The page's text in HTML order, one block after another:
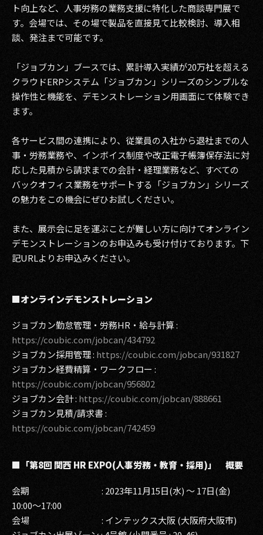
2019
2017
2016
2014
2013
2012
2010
2009
ト向上など、人事労務の業務支援に特化した商談専門展で
す。会場では、その場で製品を直接見て比較検討、導入相
談、発注まで可能です。
「ジョブカン」ブースでは、累計導入実績が20万社を超える
クラウドERPシステム「ジョブカン」シリーズのシンプルな
操作性と機能を、デモンストレーション用画面にて体験でき
ます。
各サービス間の連携により、従業員の入社から退社までの人
事・労務業務や、インボイス制度や改正電子帳簿保存法に対
応した見積から請求までの会計・経理業務など、すべての
バックオフィス業務をサポートする「ジョブカン」シリーズ
の魅力をこの機会にぜひお試しください。
また、展示会に足を運ぶことが難しい方に向けてオンライン
デモンストレーションのお申込みも受け付けております。下
記URLよりお申込みください。
■オンラインデモンストレーション
ジョブカン勤怠管理・労務HR・給与計算 :
https://coubic.com/jobcan/434792
ジョブカン採用管理 : https://coubic.com/jobcan/931827
ジョブカン経費精算・ワークフロー :
https://coubic.com/jobcan/956802
ジョブカン会計 : https://coubic.com/jobcan/888661
ジョブカン見積/請求書 :
https://coubic.com/jobcan/742459
■「第8回 関西 HR EXPO(人事労務・教育・採用)」 概要
会期 : 2023年11月15日(水) ～ 17日(金)
10:00～17:00
会場 : インテックス大阪 (大阪府大阪市)